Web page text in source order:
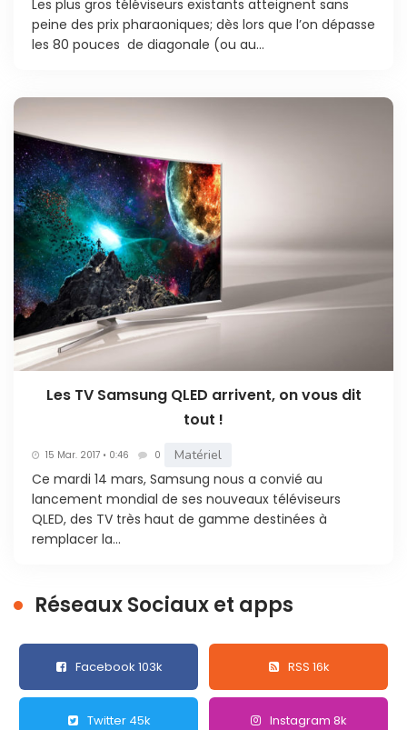
Les plus gros téléviseurs existants atteignent sans
peine des prix pharaoniques; dès lors que l’on dépasse
les 80 pouces de diagonale (ou au...
Les TV Samsung QLED arrivent, on vous dit
tout !
15 Mar. 2017 • 0:46 0 Matériel
Ce mardi 14 mars, Samsung nous a convié au
lancement mondial de ses nouveaux téléviseurs
QLED, des TV très haut de gamme destinées à
remplacer la...
Réseaux Sociaux et apps
Facebook 103k RSS 16k
Twitter 45k Instagram 8k